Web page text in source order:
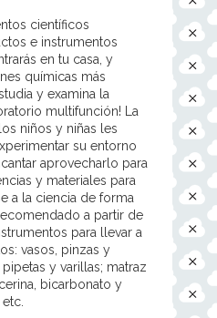
científicos
e instrumentos
en tu casa, y
químicas más
y examina la
multifunción! La
niños y niñas les
su entorno
aprovecharlo para
y materiales para
a la ciencia de forma
a partir de
para llevar a
vasos, pinzas y
y varillas; matraz
bicarbonato y